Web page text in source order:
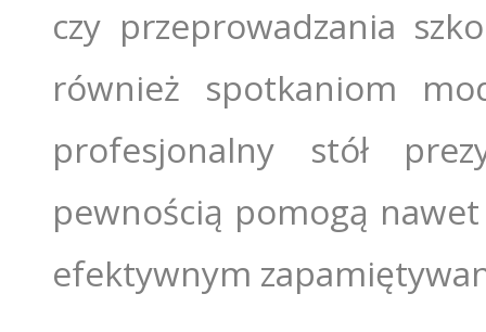
czy przeprowadzania
również spotkaniom
profesjonalny stół
pewnością pomogą
efektywnym